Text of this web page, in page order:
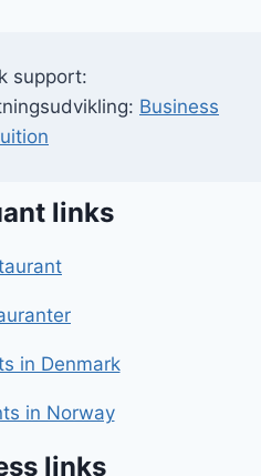
support:
Business
links
in Denmark
in Norway
links